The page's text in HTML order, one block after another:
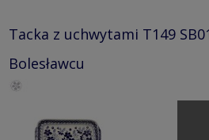
Tacka z uchwytami T149
Bolesławcu